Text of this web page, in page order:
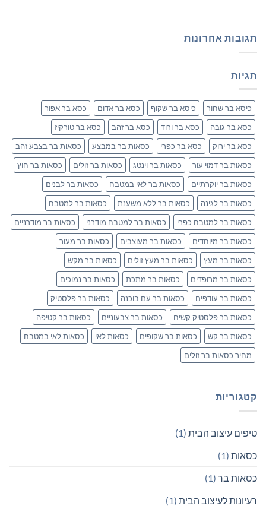
תגובות אחרונות
תגיות
כיסא בר שחור כיסא בר שקוף כסא בר אדום
כסא בר אפור
כסא בר גובה
כסא בר ורוד כסא בר זהב
כסא בר טורקיז
כסא בר ירוק
כסא בר כפרי כסאות בר במבצע
כסאות בר בצבע זהב
כסאות בר דמוי עור
כסאות בר וינטג כסאות בר זולים
כסאות בר חוץ
כסאות בר יוקרתיים
כסאות בר לאי במטבח
כסאות בר לבנים
כסאות בר לגינה
כסאות בר ללא משענת
כסאות בר למטבח
כסאות בר למטבח כפרי
כסאות בר למטבח מודרני
כסאות בר מודרניים
כסאות בר מיוחדים
כסאות בר מעוצבים
כסאות בר מעור
כסאות בר מעץ
כסאות בר מעץ זולים
כסאות בר מקש
כסאות בר מרופדים
כסאות בר מתכת
כסאות בר נמוכים
כסאות בר עודפים
כסאות בר עם בוכנה
כסאות בר פלסטיק
כסאות בר פלסטיק קשיח
כסאות בר צבעוניים
כסאות בר קטיפה
כסאות בר קש
כסאות בר שקופים כסאות לאי
כסאות לאי במטבח
מחיר כסאות בר זולים
קטגוריות
טיפים עיצוב הבית (1)
כסאות (1)
כסאות בר (1)
רעיונות לעיצוב הבית (1)